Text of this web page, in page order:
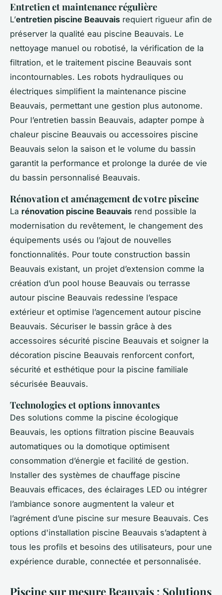
Entretien et maintenance régulière
L’entretien piscine Beauvais requiert rigueur afin de
préserver la qualité eau piscine Beauvais. Le
nettoyage manuel ou robotisé, la vérification de la
filtration, et le traitement piscine Beauvais sont
incontournables. Les robots hydrauliques ou
électriques simplifient la maintenance piscine
Beauvais, permettant une gestion plus autonome.
Pour l’entretien bassin Beauvais, adapter pompe à
chaleur piscine Beauvais ou accessoires piscine
Beauvais selon la saison et le volume du bassin
garantit la performance et prolonge la durée de vie
du bassin personnalisé Beauvais.
Rénovation et aménagement de votre piscine
La rénovation piscine Beauvais rend possible la
modernisation du revêtement, le changement des
équipements usés ou l’ajout de nouvelles
fonctionnalités. Pour toute construction bassin
Beauvais existant, un projet d’extension comme la
création d’un pool house Beauvais ou terrasse
autour piscine Beauvais redessine l’espace
extérieur et optimise l’agencement autour piscine
Beauvais. Sécuriser le bassin grâce à des
accessoires sécurité piscine Beauvais et soigner la
décoration piscine Beauvais renforcent confort,
sécurité et esthétique pour la piscine familiale
sécurisée Beauvais.
Technologies et options innovantes
Des solutions comme la piscine écologique
Beauvais, les options filtration piscine Beauvais
automatiques ou la domotique optimisent
consommation d’énergie et facilité de gestion.
Installer des systèmes de chauffage piscine
Beauvais efficaces, des éclairages LED ou intégrer
l’ambiance sonore augmentent la valeur et
l’agrément d’une piscine sur mesure Beauvais. Ces
options d'installation piscine Beauvais s’adaptent à
tous les profils et besoins des utilisateurs, pour une
expérience durable, connectée et personnalisée.
Piscine sur mesure Beauvais : Solutions